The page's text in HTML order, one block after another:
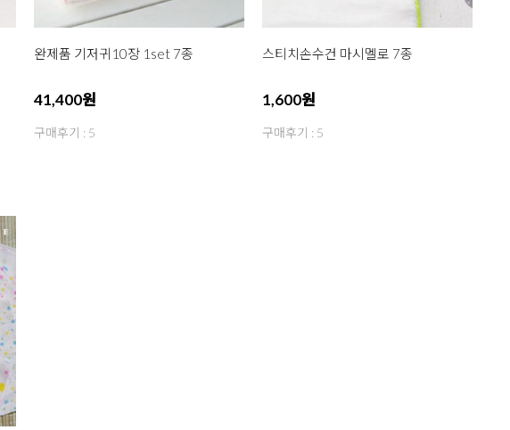
완제품 기저귀10장 1set 7종
41,400원
구매후기 : 5
스티치손수건 마시멜로 7종
1,600원
구매후기 : 5